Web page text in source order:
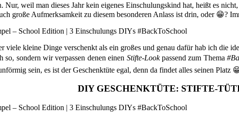
weil man dieses Jahr kein eigenes Einschulungskind hat, heißt es
große Aufmerksamkeit zu diesem besonderen Anlass ist drin, oder 😁?
viele kleine Dinge verschenkt als ein großes und genau dafür hab ich die
sondern wir verpassen denen einen Stifte-Lookpassend zum Thema
sein, es ist der Geschenktüte egal, denn da findet alles seinen Platz
DIY GESCHENKTÜTE: STIFTE-